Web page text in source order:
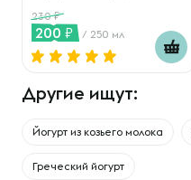
230
200 / 250 мл
Другие ищут:
Йогурт из козьего молока
Греческий йогурт